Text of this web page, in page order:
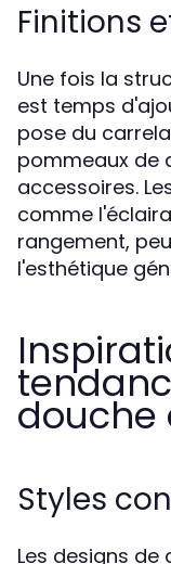
Finitions
Une fois la
est temps
pose du
pommeaux de
accessoires.
comme
rangement,
l'esthétique
douche
Styles
Les designs de